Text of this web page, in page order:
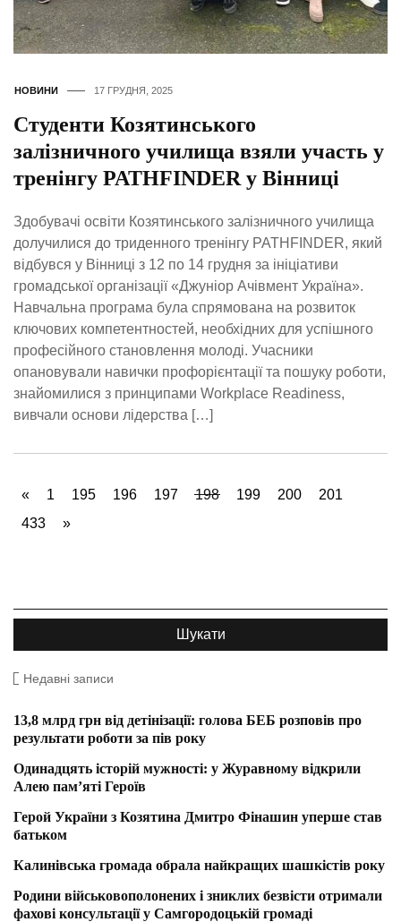
НОВИНИ 17 ГРУДНЯ, 2025
Студенти Козятинського
залізничного училища взяли участь у
тренінгу PATHFINDER у Вінниці
Здобувачі освіти Козятинського залізничного училища
долучилися до триденного тренінгу PATHFINDER, який
відбувся у Вінниці з 12 по 14 грудня за ініціативи
громадської організації «Джуніор Ачівмент Україна».
Навчальна програма була спрямована на розвиток
ключових компетентностей, необхідних для успішного
професійного становлення молоді. Учасники
опановували навички профорієнтації та пошуку роботи,
знайомилися з принципами Workplace Readiness,
вивчали основи лідерства […]
« 1 195 196 197 198 199 200
201
433
»
Недавні записи
13,8 млрд грн від детінізації: голова БЕБ розповів про
результати роботи за пів року
Одинадцять історій мужності: у Журавному відкрили
Алею пам’яті Героїв
Герой України з Козятина Дмитро Фінашин уперше став
батьком
Калинівська громада обрала найкращих шашкістів року
Родини військовополонених і зниклих безвісти отримали
фахові консультації у Самгородоцькій громаді